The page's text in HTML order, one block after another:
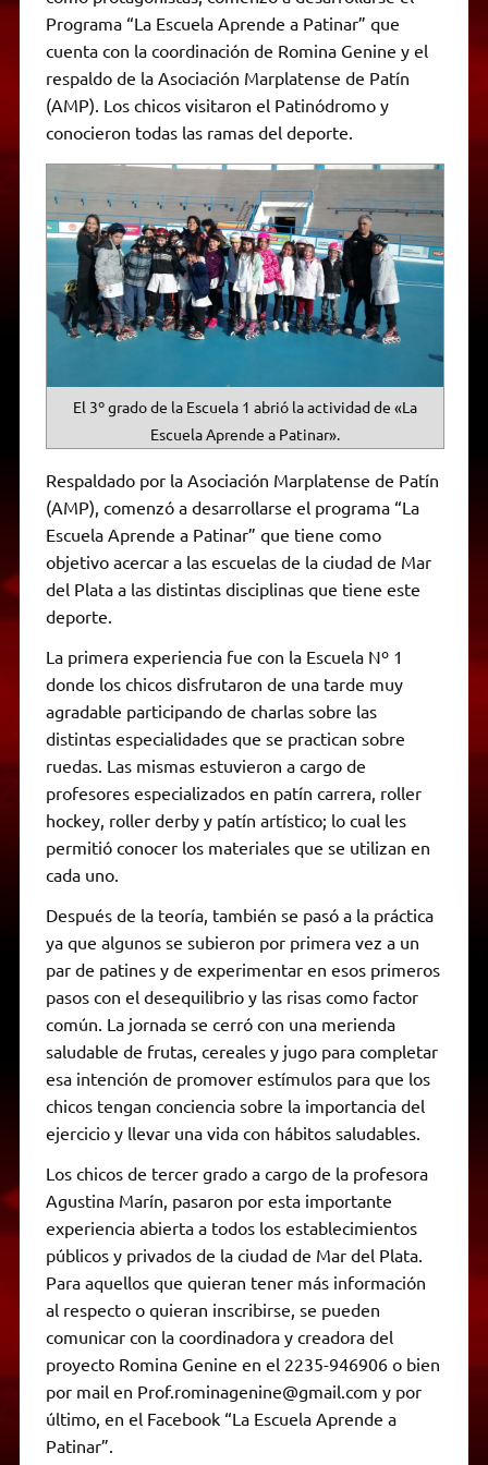
p
p
r
a
m
e
r
o
k
g
e
i
n
k
r
i
n
d
l
y
Programa “La Escuela Aprende a Patinar” que
cuenta con la coordinación de Romina Genine y el
respaldo de la Asociación Marplatense de Patín
(AMP). Los chicos visitaron el Patinódromo y
conocieron todas las ramas del deporte.
El 3º grado de la Escuela 1 abrió la actividad de «La
Escuela Aprende a Patinar».
Respaldado por la Asociación Marplatense de Patín
(AMP), comenzó a desarrollarse el programa “La
Escuela Aprende a Patinar” que tiene como
objetivo acercar a las escuelas de la ciudad de Mar
del Plata a las distintas disciplinas que tiene este
deporte.
La primera experiencia fue con la Escuela Nº 1
donde los chicos disfrutaron de una tarde muy
agradable participando de charlas sobre las
distintas especialidades que se practican sobre
ruedas. Las mismas estuvieron a cargo de
profesores especializados en patín carrera, roller
hockey, roller derby y patín artístico; lo cual les
permitió conocer los materiales que se utilizan en
cada uno.
Después de la teoría, también se pasó a la práctica
ya que algunos se subieron por primera vez a un
par de patines y de experimentar en esos primeros
pasos con el desequilibrio y las risas como factor
común. La jornada se cerró con una merienda
saludable de frutas, cereales y jugo para completar
esa intención de promover estímulos para que los
chicos tengan conciencia sobre la importancia del
ejercicio y llevar una vida con hábitos saludables.
Los chicos de tercer grado a cargo de la profesora
Agustina Marín, pasaron por esta importante
experiencia abierta a todos los establecimientos
públicos y privados de la ciudad de Mar del Plata.
Para aquellos que quieran tener más información
al respecto o quieran inscribirse, se pueden
comunicar con la coordinadora y creadora del
proyecto Romina Genine en el 2235-946906 o bien
por mail en Prof.rominagenine@gmail.com y por
último, en el Facebook “La Escuela Aprende a
Patinar”.